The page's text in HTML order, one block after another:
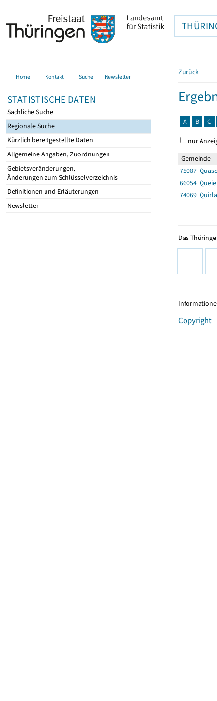
Home Kontakt Suche Newsletter
STATISTISCHE DATEN
Sachliche Suche
Regionale Suche
Kürzlich bereitgestellte Daten
Allgemeine Angaben, Zuordnungen
Gebietsveränderungen,
Änderungen zum Schlüsselverzeichnis
Definitionen und Erläuterungen
Newsletter
Zurück |
A B C
nur
Gemeinde
75087
66054
74069 Quirla
Das
Copyright